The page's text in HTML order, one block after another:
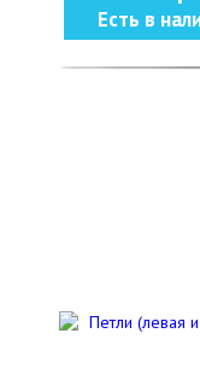
Есть в